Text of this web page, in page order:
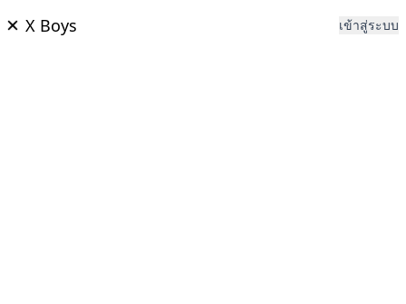
X Boys เข้าสู่ระบบ